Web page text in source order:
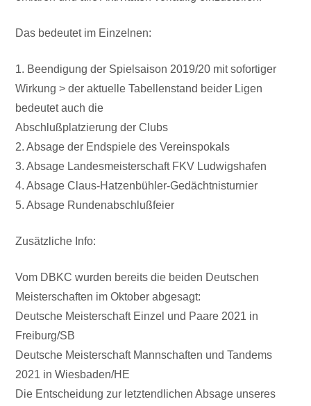
Das bedeutet im Einzelnen:
1. Beendigung der Spielsaison 2019/20 mit sofortiger
Wirkung > der aktuelle Tabellenstand beider Ligen
bedeutet auch die
Abschlußplatzierung der Clubs
2. Absage der Endspiele des Vereinspokals
3. Absage Landesmeisterschaft FKV Ludwigshafen
4. Absage Claus-Hatzenbühler-Gedächtnisturnier
5. Absage Rundenabschlußfeier
Zusätzliche Info:
Vom DBKC wurden bereits die beiden Deutschen
Meisterschaften im Oktober abgesagt:
Deutsche Meisterschaft Einzel und Paare 2021 in
Freiburg/SB
Deutsche Meisterschaft Mannschaften und Tandems
2021 in Wiesbaden/HE
Die Entscheidung zur letztendlichen Absage unseres